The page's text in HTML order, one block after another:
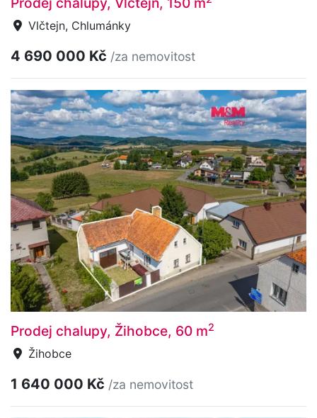
Vlčtejn, Chlumánky
4 690 000 Kč /za nemovitost
Prodej chalupy, Žihobce, 60 m2
Žihobce
1 640 000 Kč /za nemovitost